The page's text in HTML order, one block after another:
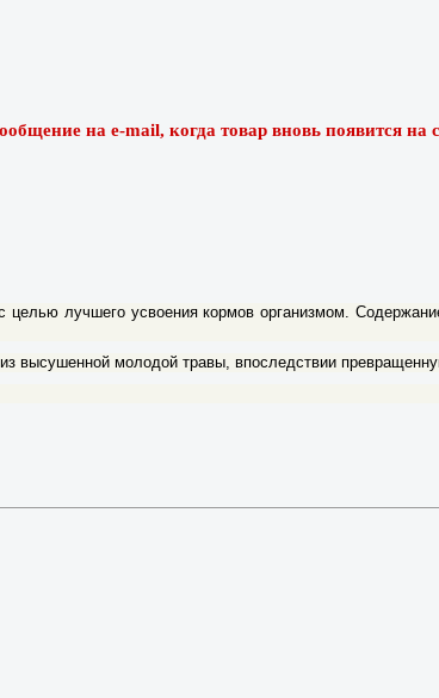
на e-mail, когда товар вновь появится на
лучшего усвоения кормов организмом.
высушенной молодой травы, впоследствии